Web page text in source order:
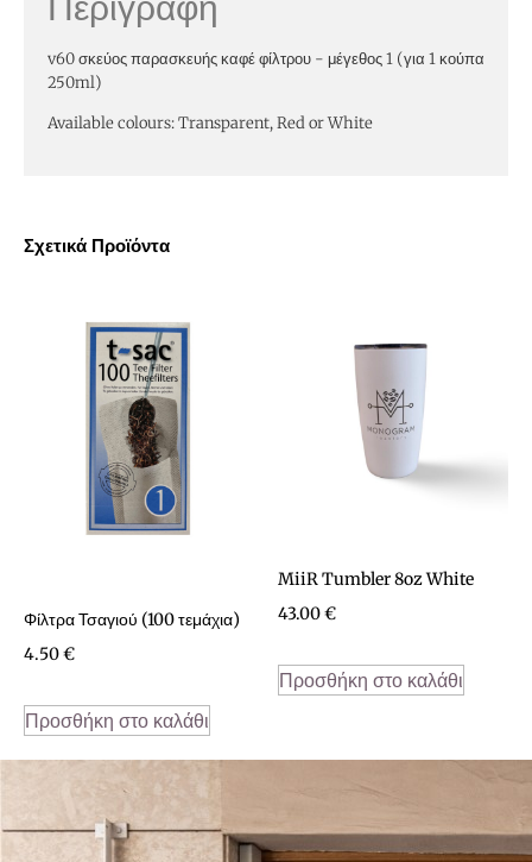
Σχετικά Προϊόντα
Φίλτρα Τσαγιού (100 τεμάχια)
4.50€
Προσθήκη στο καλάθι
MiiR Tumbler 8oz White
43.00€
Προσθήκη στο καλάθι
v60 σκεύος παρασκευής καφέ φίλτρου - μέγεθος 1 (για 1 κούπα
250ml)
Available colours: Transparent, Red or White